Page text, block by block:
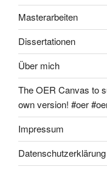
Masterarbeiten
Dissertationen
Über mich
The OER Canvas to
own version! #oer
Impressum
Datenschutzerklärung